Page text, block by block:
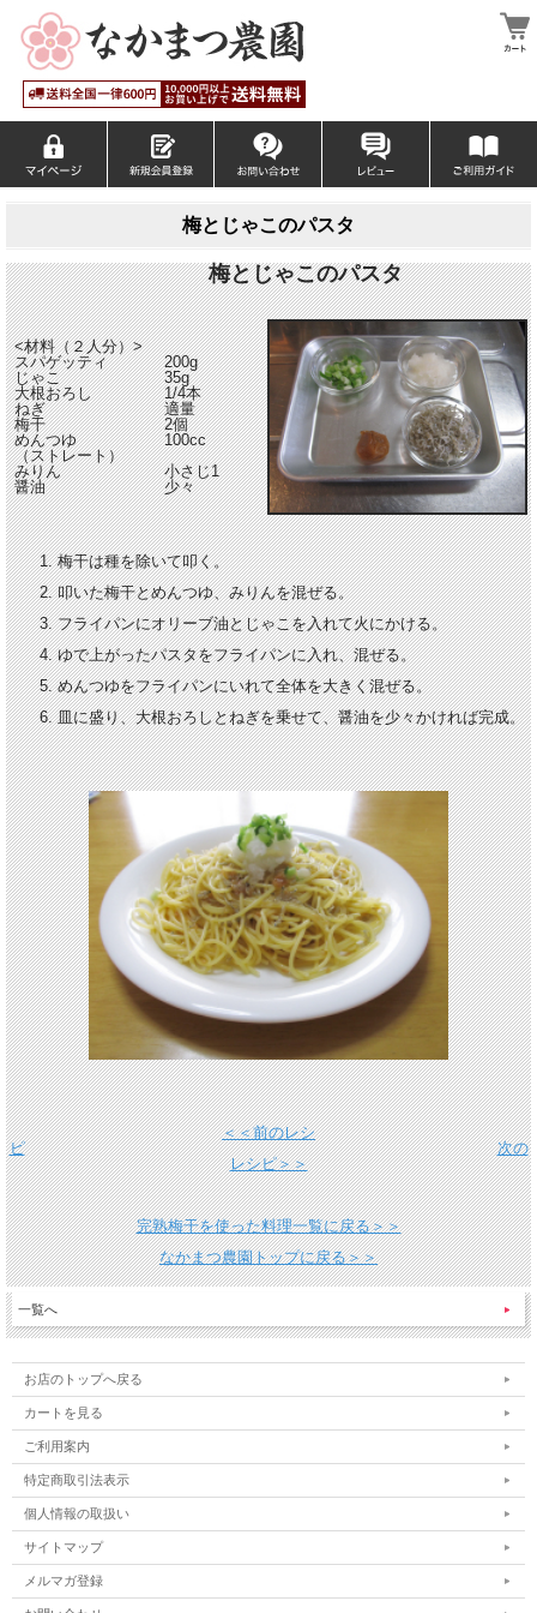
梅とじゃこのパスタ
梅とじゃこのパスタ
<材料（２人分）>
スパゲッティ
じゃこ
大根おろし
ねぎ
梅干
めんつゆ
（ストレート）
みりん
醤油
200g
35g
1/4本
適量
2個
100cc
小さじ1
少々
梅干は種を除いて叩く。
叩いた梅干とめんつゆ、みりんを混ぜる。
フライパンにオリーブ油とじゃこを入れて火にかける。
ゆで上がったパスタをフライパンに入れ、混ぜる。
めんつゆをフライパンにいれて全体を大きく混ぜる。
皿に盛り、大根おろしとねぎを乗せて、醤油を少々かければ完成。
＜＜前のレシ
ピ
次の
レシピ＞＞
完熟梅干を使った料理一覧に戻る＞＞
なかまつ農園トップに戻る＞＞
一覧へ
お店のトップへ戻る
カートを見る
ご利用案内
特定商取引法表示
個人情報の取扱い
サイトマップ
メルマガ登録